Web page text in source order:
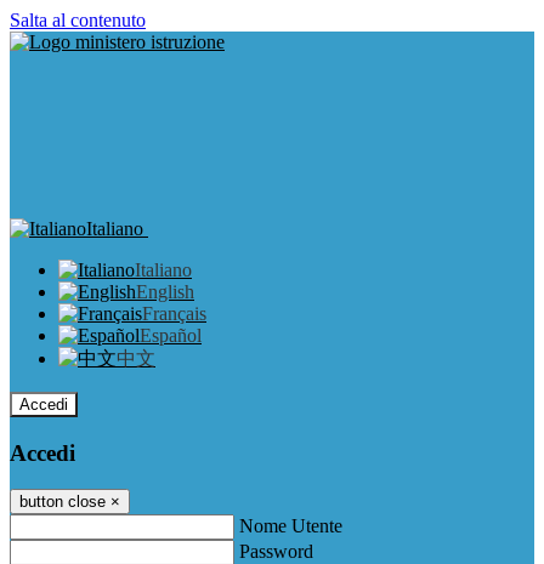
Salta al contenuto
Italiano
Italiano
English
Français
Español
中文
Accedi
Accedi
button close ×
Nome Utente
Password